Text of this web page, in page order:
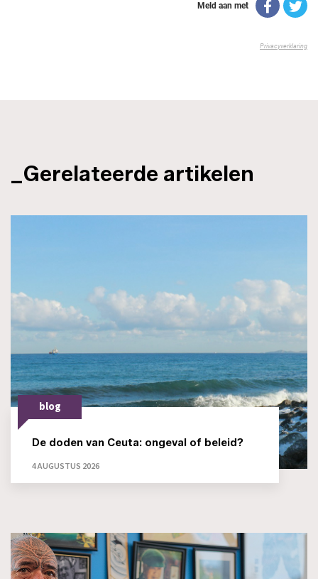
_Gerelateerde artikelen
blog
De doden van Ceuta: ongeval of beleid?
4 AUGUSTUS 2026